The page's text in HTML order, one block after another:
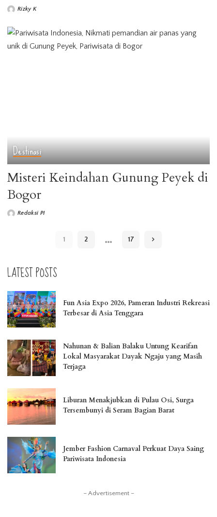
PostedRizky K
Destinasi
Misteri Keindahan Gunung Peyek di
Bogor
PostedRedaksi PI
1 2 … 17
LATEST POSTS
Fun Asia Expo 2026, Pameran Industri Rekreasi
Terbesar di Asia Tenggara
Nahunan & Balian Balaku Untung Kearifan
Lokal Masyarakat Dayak Ngaju yang Masih
Terjaga
Liburan Menakjubkan di Pulau Osi, Surga
Tersembunyi di Seram Bagian Barat
Jember Fashion Carnaval Perkuat Daya Saing
Pariwisata Indonesia
– Advertisement –